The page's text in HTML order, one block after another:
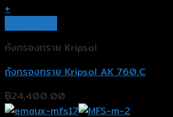
+
ถังกรองทราย Kripsol
ถังกรองทราย Kripsol AK 760.C
฿24,400.00